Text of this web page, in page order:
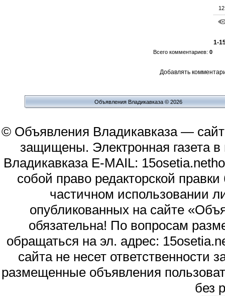
1-
Всего комментариев: 0
Добавлять
Объявления Владикавказа © 2026
© Объявления Владикавказа —
защищены. Электронная газета
Владикавказа E-MAIL:
собой право редакторской
частичном использовании
опубликованных на сайте
обязательна! По вопросам
обращаться на эл. адрес:
сайта не несет
размещенные объявления
без